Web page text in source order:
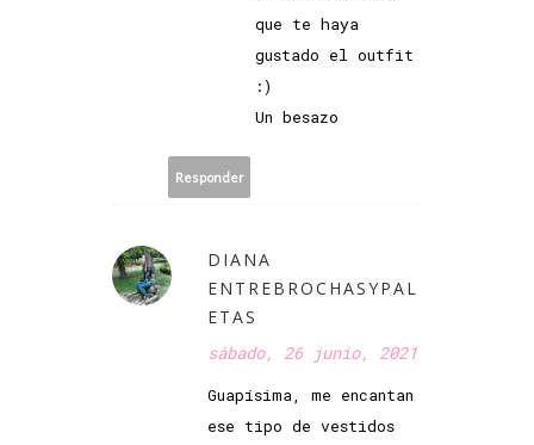
que te haya
gustado el outfit
:)
Un besazo
Responder
DIANA
ENTREBROCHASYPAL
ETAS
sábado, 26 junio, 2021
Guapísima, me encantan
ese tipo de vestidos